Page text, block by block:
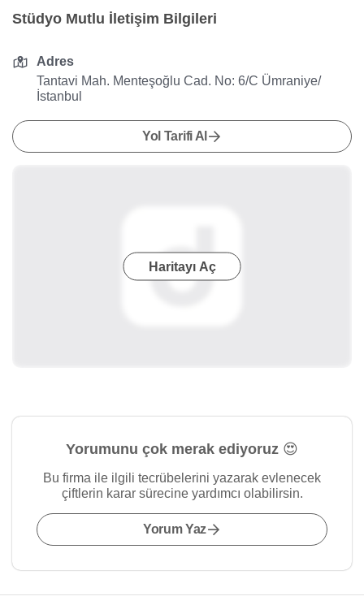
Stüdyo Mutlu İletişim Bilgileri
Adres
Tantavi Mah. Menteşoğlu Cad. No: 6/C Ümraniye/
İstanbul
Yol Tarifi Al
Haritayı Aç
Yorumunu çok merak ediyoruz 😍
Bu firma ile ilgili tecrübelerini yazarak evlenecek
çiftlerin karar sürecine yardımcı olabilirsin.
Yorum Yaz